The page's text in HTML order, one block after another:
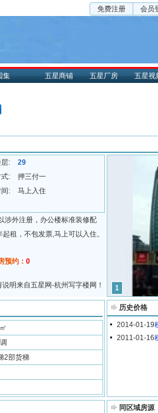
免费注册 会员
集 五星商铺 五星厂房 五星视
:
29
:
押三付一
间:
马上入住
涉外注册，办公楼标准装修配
租，不包发票,马上可以入住。
预约： 0
说明来自五星网-杭州写字楼网！
2部货梯
1
历史价格
2014-01-19
2011-01-16
同区域房源